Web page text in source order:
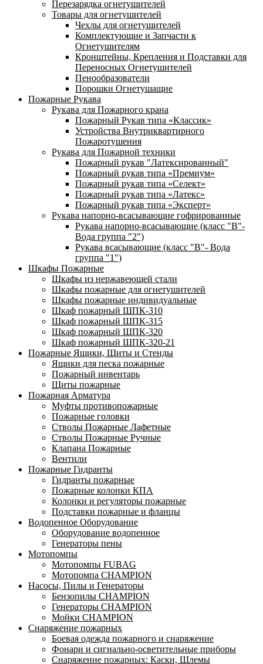
Перезарядка огнетушителей
Товары для огнетушителей
Чехлы для огнетушителей
Комплектующие и Запчасти к
Огнетушителям
Кронштейны, Крепления и Подставки для
Переносных Огнетушителей
Пенообразователи
Порошки Огнетушащие
Пожарные Рукава
Рукава для Пожарного крана
Пожарный Рукав типа «Классик»
Устройства Внутриквартирного
Пожаротушения
Рукава для Пожарной техники
Пожарный рукав "Латексированный"
Пожарный рукав типа «Премиум»
Пожарный рукав типа «Селект»
Пожарный рукав типа «Латекс»
Пожарный рукав типа «Эксперт»
Рукава напорно-всасывающие гофрированные
Рукава напорно-всасывающие (класс "В"-
Вода группа "2")
Рукава всасывающие (класс "В"- Вода
группа "1")
Шкафы Пожарные
Шкафы из нержавеющей стали
Шкафы пожарные для огнетушителей
Шкафы пожарные индивидуальные
Шкаф пожарный ШПК-310
Шкаф пожарный ШПК-315
Шкаф пожарный ШПК-320
Шкаф пожарный ШПК-320-21
Пожарные Ящики, Щиты и Стенды
Ящики для песка пожарные
Пожарный инвентарь
Щиты пожарные
Пожарная Арматура
Муфты противопожарные
Пожарные головки
Стволы Пожарные Лафетные
Стволы Пожарные Ручные
Клапана Пожарные
Вентили
Пожарные Гидранты
Гидранты пожарные
Пожарные колонки КПА
Колонки и регуляторы пожарные
Подставки пожарные и фланцы
Водопенное Оборудование
Оборудование водопенное
Генераторы пены
Мотопомпы
Мотопомпы FUBAG
Мотопомпа CHAMPION
Насосы, Пилы и Генераторы
Бензопилы CHAMPION
Генераторы CHAMPION
Мойки CHAMPION
Снаряжение пожарных
Боевая одежда пожарного и снаряжение
Фонари и сигнально-осветительные приборы
Снаряжение пожарных: Каски, Шлемы